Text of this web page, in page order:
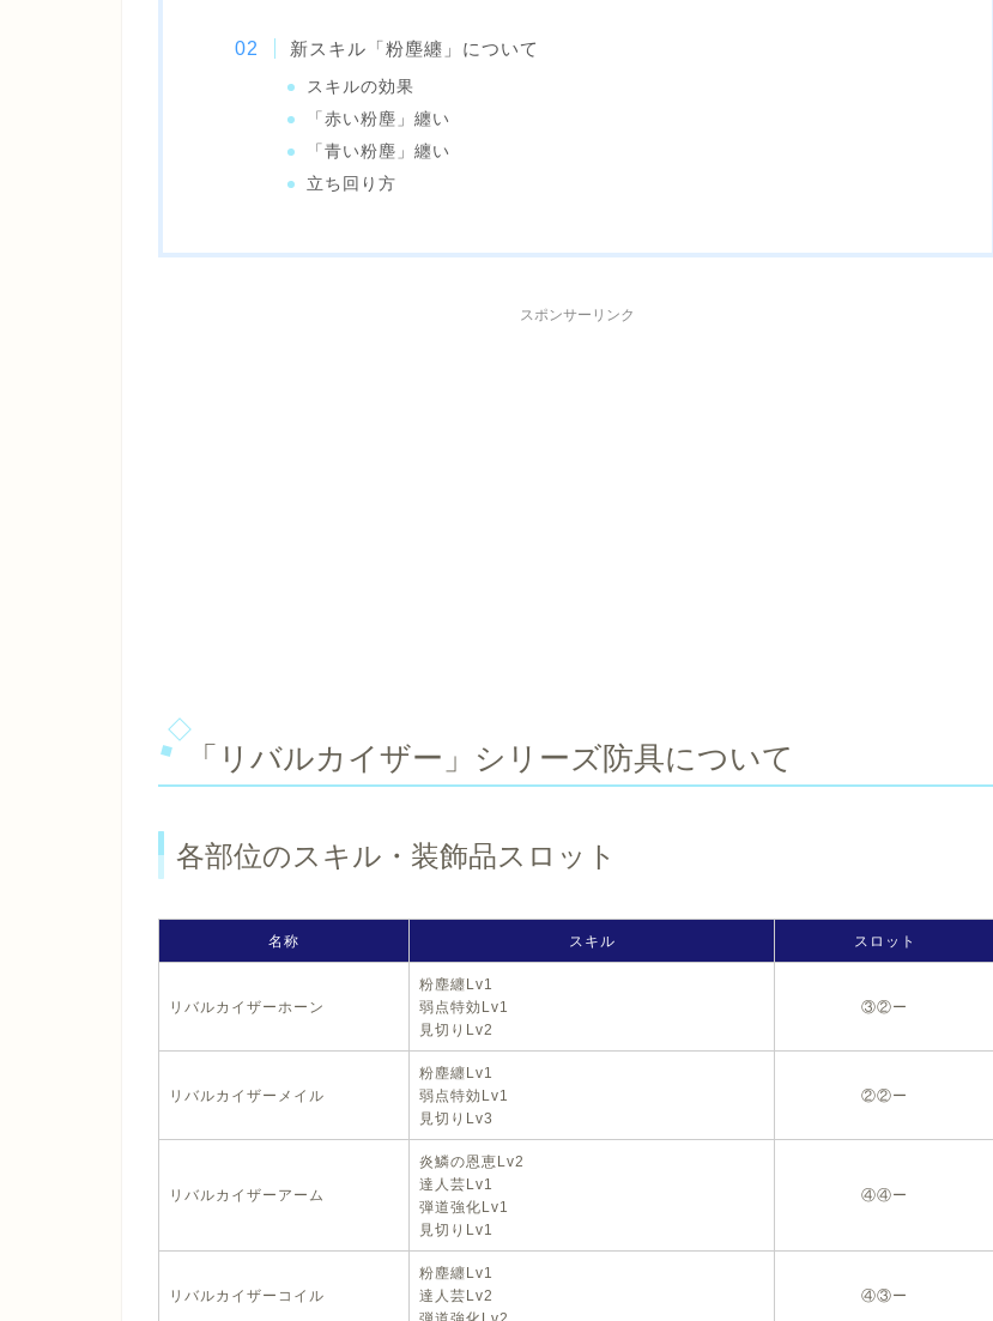
新スキル「粉塵纏」について
スキルの効果
「赤い粉塵」纏い
「青い粉塵」纏い
立ち回り方
スポンサーリンク
「リバルカイザー」シリーズ防具について
各部位のスキル・装飾品スロット
名称 スキル スロット
リバルカイザーホーン
粉塵纏Lv1
弱点特効Lv1
見切りLv2
③②ー
リバルカイザーメイル
粉塵纏Lv1
弱点特効Lv1
見切りLv3
②②ー
リバルカイザーアーム
炎鱗の恩恵Lv2
達人芸Lv1
弾道強化Lv1
見切りLv1
④④ー
リバルカイザーコイル
粉塵纏Lv1
達人芸Lv2
④③ー